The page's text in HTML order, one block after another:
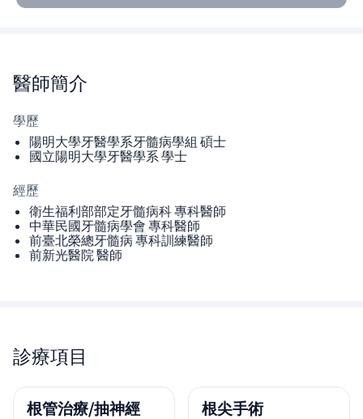
醫師簡介
學歷
陽明大學牙醫學系牙髓病學組 碩士
國立陽明大學牙醫學系 學士
經歷
衛生福利部部定牙髓病科 專科醫師
中華民國牙髓病學會 專科醫師
前臺北榮總牙髓病 專科訓練醫師
前新光醫院 醫師
診療項目
根管治療/抽神經 根尖手術